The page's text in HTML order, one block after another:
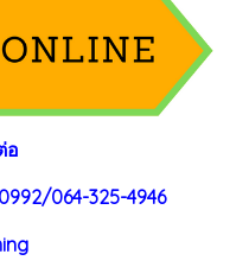
อ
064-325-4946